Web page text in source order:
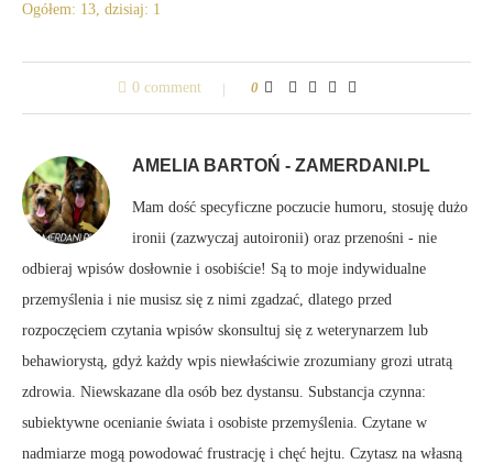
Ogółem: 13, dzisiaj: 1
0 comment 0
AMELIA BARTOŃ - ZAMERDANI.PL
Mam dość specyficzne poczucie humoru, stosuję dużo
ironii (zazwyczaj autoironii) oraz przenośni - nie
odbieraj wpisów dosłownie i osobiście! Są to moje indywidualne
przemyślenia i nie musisz się z nimi zgadzać, dlatego przed
rozpoczęciem czytania wpisów skonsultuj się z weterynarzem lub
behawiorystą, gdyż każdy wpis niewłaściwie zrozumiany grozi utratą
zdrowia. Niewskazane dla osób bez dystansu. Substancja czynna:
subiektywne ocenianie świata i osobiste przemyślenia. Czytane w
nadmiarze mogą powodować frustrację i chęć hejtu. Czytasz na własną